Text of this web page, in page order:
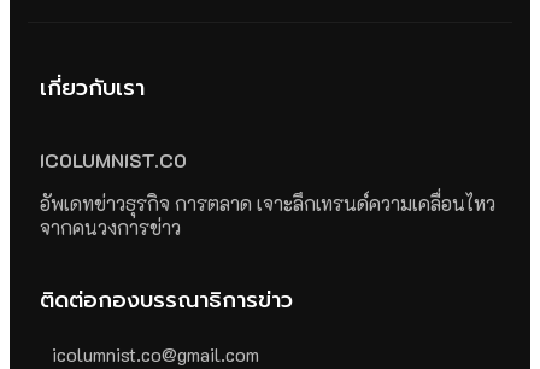
เกี่ยวกับเรา
ICOLUMNIST.CO
อัพเดทข่าวธุรกิจ การตลาด เจาะลึกเทรนด์ความเคลื่อนไหว
จากคนวงการข่าว
ติดต่อกองบรรณาธิการข่าว
icolumnist.co@gmail.com